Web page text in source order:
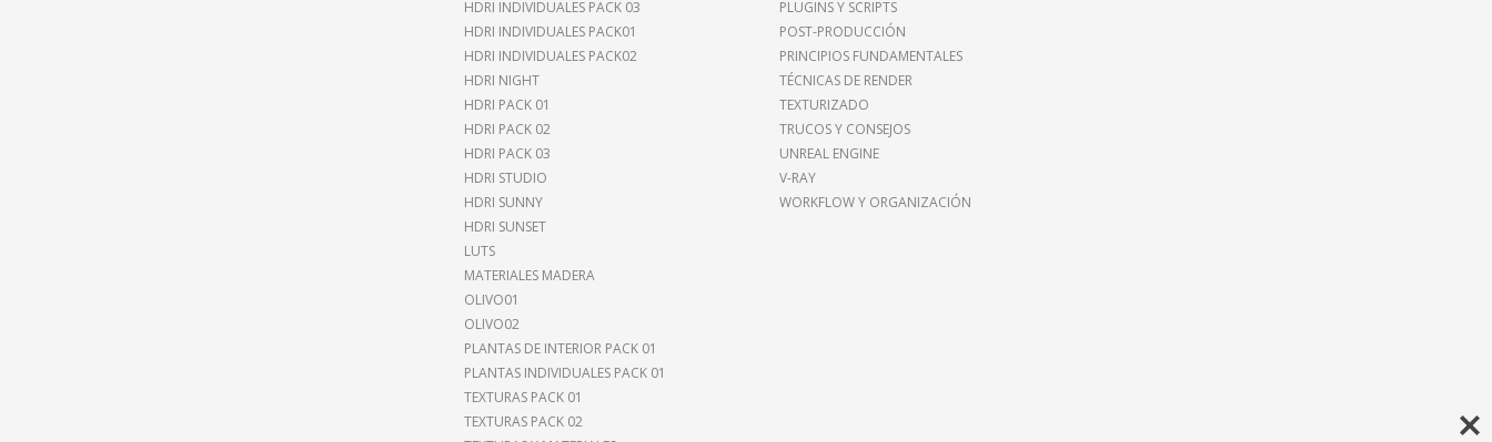
HDRI INDIVIDUALES PACK 03
HDRI INDIVIDUALES PACK01
HDRI INDIVIDUALES PACK02
HDRI NIGHT
HDRI PACK 01
HDRI PACK 02
HDRI PACK 03
HDRI STUDIO
HDRI SUNNY
HDRI SUNSET
LUTS
MATERIALES MADERA
OLIVO01
OLIVO02
PLANTAS DE INTERIOR PACK 01
PLANTAS INDIVIDUALES PACK 01
TEXTURAS PACK 01
TEXTURAS PACK 02
PLUGINS Y SCRIPTS
POST-PRODUCCIÓN
PRINCIPIOS FUNDAMENTALES
TÉCNICAS DE RENDER
TEXTURIZADO
TRUCOS Y CONSEJOS
UNREAL ENGINE
V-RAY
WORKFLOW Y ORGANIZACIÓN